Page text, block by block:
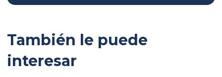
También le puede
interesar